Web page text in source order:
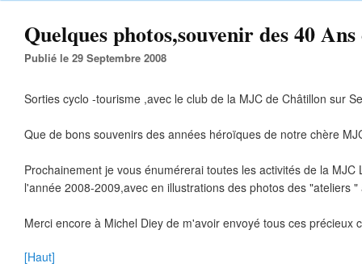
Quelques photos,souvenir des 40
Publié le 29 Septembre 2008
Sorties cyclo -tourisme ,avec le club de la MJC de Châtillon sur
Que de bons souvenirs des années héroïques de notre chère
Prochainement je vous énumérerai toutes les activités de la
l'année 2008-2009,avec en illustrations des photos des "ateliers "
Merci encore à Michel Diey de m'avoir envoyé tous ces précieux
[Haut]